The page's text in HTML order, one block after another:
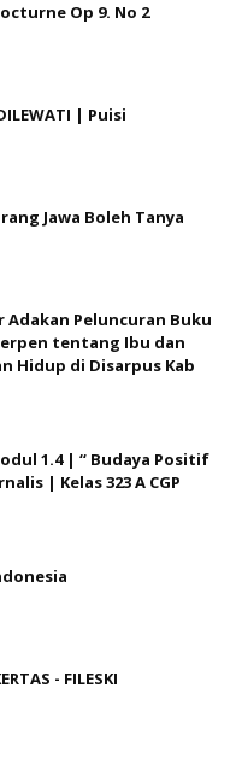
Op 9. No 2
| Puisi
Jawa Boleh Tanya
Adakan Peluncuran Buku
tentang Ibu dan
Hidup di Disarpus Kab
1.4 | “ Budaya Positif
| Kelas 323 A CGP
- FILESKI